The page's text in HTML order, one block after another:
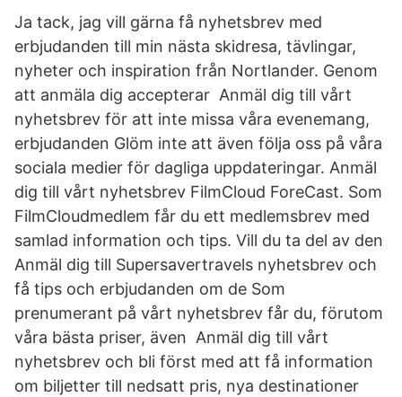
Ja tack, jag vill gärna få nyhetsbrev med
erbjudanden till min nästa skidresa, tävlingar,
nyheter och inspiration från Nortlander. Genom
att anmäla dig accepterar Anmäl dig till vårt
nyhetsbrev för att inte missa våra evenemang,
erbjudanden Glöm inte att även följa oss på våra
sociala medier för dagliga uppdateringar. Anmäl
dig till vårt nyhetsbrev FilmCloud ForeCast. Som
FilmCloudmedlem får du ett medlemsbrev med
samlad information och tips. Vill du ta del av den
Anmäl dig till Supersavertravels nyhetsbrev och
få tips och erbjudanden om de Som
prenumerant på vårt nyhetsbrev får du, förutom
våra bästa priser, även Anmäl dig till vårt
nyhetsbrev och bli först med att få information
om biljetter till nedsatt pris, nya destinationer